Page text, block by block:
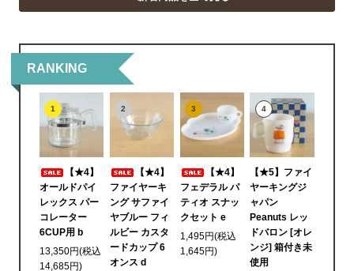
RANKING
1
【★4】
オールドパイ
レックス パー
コレーター
6CUP用 b
13,350円(税込
14,685円)
2
【★4】
ファイヤーキ
ング サファイ
ヤブルー フィ
ルビー カスタ
ードカップ 6
オンス d
3
【★4】
フェデラル パ
ティオ スナッ
クセット e
1,495円(税込
1,645円)
4
【★5】ファイ
ヤーキングジ
ャパン
Peanuts レッ
ドバロン [オレ
ンジ] 箱付き未
使用